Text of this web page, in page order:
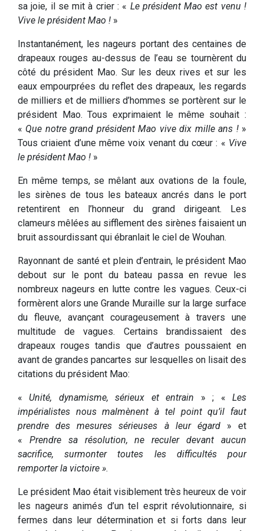
sa joie, il se mit à crier : « Le président Mao est venu !
Vive le président Mao ! »
Instantanément, les nageurs portant des centaines de
drapeaux rouges au-dessus de l’eau se tournèrent du
côté du président Mao. Sur les deux rives et sur les
eaux empourprées du reflet des drapeaux, les regards
de milliers et de milliers d’hommes se portèrent sur le
président Mao. Tous exprimaient le même souhait :
« Que notre grand président Mao vive dix mille ans !»
Tous criaient d’une même voix venant du cœur : « Vive
le président Mao ! »
En même temps, se mêlant aux ovations de la foule,
les sirènes de tous les bateaux ancrés dans le port
retentirent en l’honneur du grand dirigeant. Les
clameurs mêlées au sifflement des sirènes faisaient un
bruit assourdissant qui ébranlait le ciel de Wouhan.
Rayonnant de santé et plein d’entrain, le président Mao
debout sur le pont du bateau passa en revue les
nombreux nageurs en lutte contre les vagues. Ceux-ci
formèrent alors une Grande Muraille sur la large surface
du fleuve, avançant courageusement à travers une
multitude de vagues. Certains brandissaient des
drapeaux rouges tandis que d’autres poussaient en
avant de grandes pancartes sur lesquelles on lisait des
citations du président Mao:
« Unité, dynamisme, sérieux et entrain » ; «Les
impérialistes nous malmènent à tel point qu’il faut
prendre des mesures sérieuses à leur égard» et
« Prendre sa résolution, ne reculer devant aucun
sacrifice, surmonter toutes les difficultés pour
remporter la victoire ».
Le président Mao était visiblement très heureux de voir
les nageurs animés d’un tel esprit révolutionnaire, si
fermes dans leur détermination et si forts dans leur